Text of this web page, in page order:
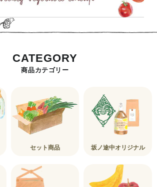
CATEGORY
商品カテゴリー
セット商品 坂ノ途中オリジナル